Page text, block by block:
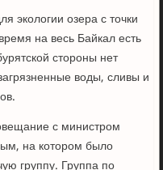
экологии озера с точки
на весь Байкал есть
стороны нет
воды, сливы и
с министром
на котором было
группу. Группа по